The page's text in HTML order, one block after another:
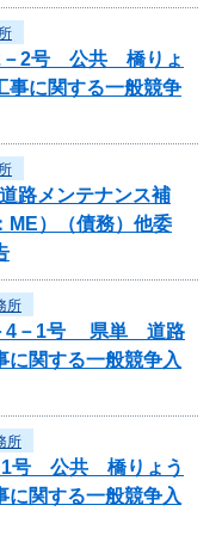
－2号 公共 橋りょ
事に関する一般競争
路メンテナンス補
ME）（債務）他委
所
－4－1号 県単 道路
に関する一般競争入
所
1号 公共 橋りょう
に関する一般競争入